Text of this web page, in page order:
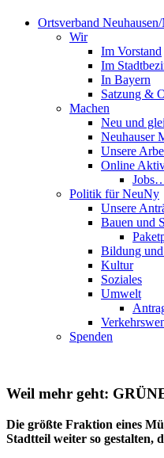
Ortsverband
Wir
Im Vorstand
Im
In Bayern
Satzung &
Machen
Neu und
Neuhauser
Unsere
Online
Politik für NeuNy
Unsere
Bauen und
Bildung
Kultur
Soziales
Umwelt
Spenden
Weil mehr geht:
Die größte Fraktion eines
Stadtteil weiter so gestalten,